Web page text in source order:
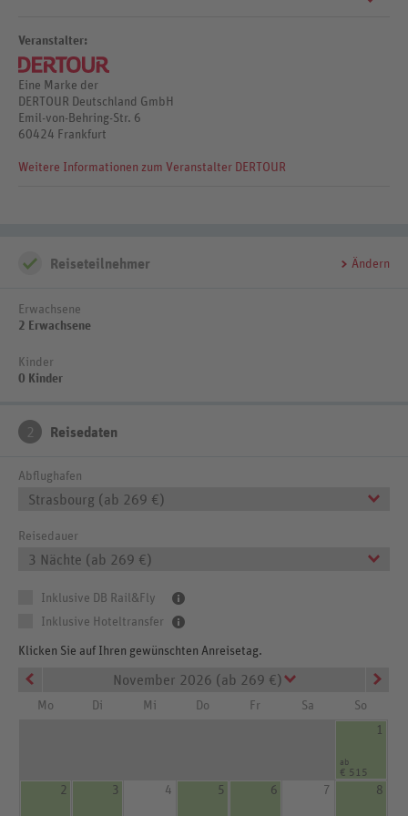
W2627
Veranstalter:
Eine Marke der
DERTOUR Deutschland GmbH
Emil-von-Behring-Str. 6
60424 Frankfurt
Weitere Informationen zum Veranstalter DERTOUR
Reiseteilnehmer Ändern
Erwachsene
2 Erwachsene
Kinder
0 Kinder
2 Reisedaten
Abflughafen
Strasbourg (ab 269 €)
Reisedauer
3 Nächte (ab 269 €)
Inklusive DB Rail&Fly
Inklusive Hoteltransfer
Klicken Sie auf Ihren gewünschten Anreisetag.
November 2026 (ab 269 €)
Mo Di Mi Do Fr Sa
So
1
ab
€ 515
2 3 4 5 6 7 8